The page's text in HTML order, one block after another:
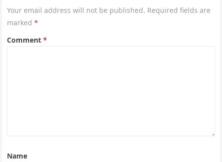
Your email address will not be published. Required fields are
marked*
Comment*
Name